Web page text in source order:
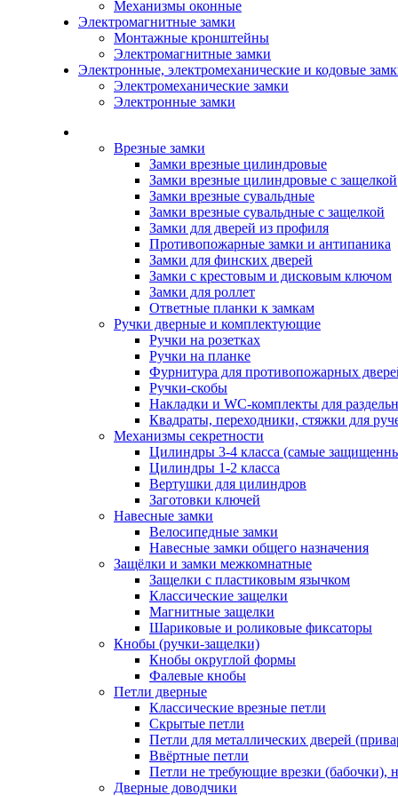
Механизмы оконные
Электромагнитные замки
Монтажные кронштейны
Электромагнитные замки
Электронные, электромеханические и кодовые
Электромеханические замки
Электронные замки
Врезные замки
Замки врезные цилиндровые
Замки врезные цилиндровые с защелкой
Замки врезные сувальдные
Замки врезные сувальдные с защелкой
Замки для дверей из профиля
Противопожарные замки и антипаника
Замки для финских дверей
Замки с крестовым и дисковым ключом
Замки для роллет
Ответные планки к замкам
Ручки дверные и комплектующие
Ручки на розетках
Ручки на планке
Фурнитура для противопожарных
Ручки-скобы
Накладки и WC-комплекты для
Квадраты, переходники, стяжки для
Механизмы секретности
Цилиндры 3-4 класса (самые
Цилиндры 1-2 класса
Вертушки для цилиндров
Заготовки ключей
Навесные замки
Велосипедные замки
Навесные замки общего назначения
Защёлки и замки межкомнатные
Защелки с пластиковым язычком
Классические защелки
Магнитные защелки
Шариковые и роликовые фиксаторы
Кнобы (ручки-защелки)
Кнобы округлой формы
Фалевые кнобы
Петли дверные
Классические врезные петли
Скрытые петли
Петли для металлических дверей
Ввёртные петли
Петли не требующие врезки (бабочки),
Дверные доводчики